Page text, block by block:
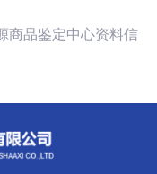
商品鉴定中心资料信